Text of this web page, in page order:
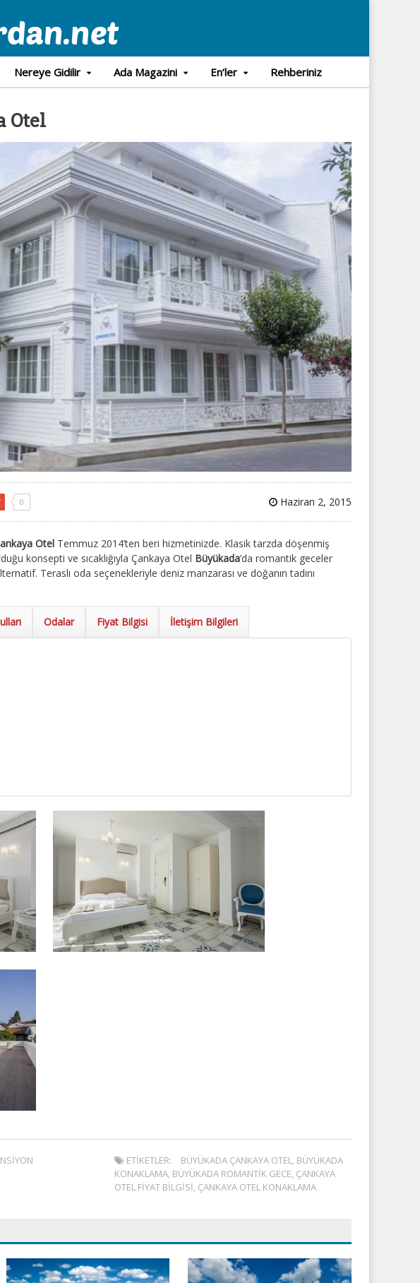
Nereye Gidilir Ada Magazini En’ler Rehberiniz
Otel
0 Haziran 2, 2015
Otel Temmuz 2014’ten beri hizmetinizde. Klasik tarzda döşenmiş
konsepti ve sıcaklığıyla Çankaya Otel Büyükada’da romantik geceler
Teraslı oda seçenekleriyle deniz manzarası ve doğanın tadını
Odalar Fiyat Bilgisi İletişim Bilgileri
ETIKETLER: BÜYÜKADA ÇANKAYA OTEL, BÜYÜKADA
KONAKLAMA, BÜYÜKADA ROMANTIK GECE, ÇANKAYA
OTEL FIYAT BILGISI, ÇANKAYA OTEL KONAKLAMA